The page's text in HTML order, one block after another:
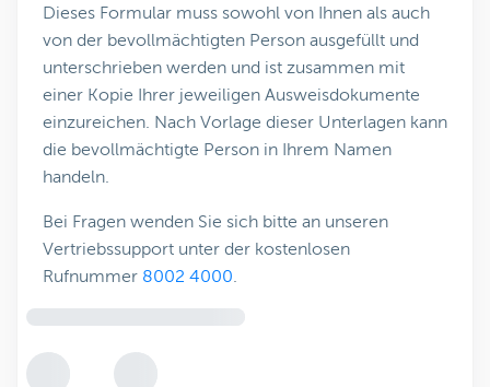
Dieses Formular muss sowohl von Ihnen als auch
von der bevollmächtigten Person ausgefüllt und
unterschrieben werden und ist zusammen mit
einer Kopie Ihrer jeweiligen Ausweisdokumente
einzureichen. Nach Vorlage dieser Unterlagen kann
die bevollmächtigte Person in Ihrem Namen
handeln.
Bei Fragen wenden Sie sich bitte an unseren
Vertriebssupport unter der kostenlosen
Rufnummer 8002 4000.